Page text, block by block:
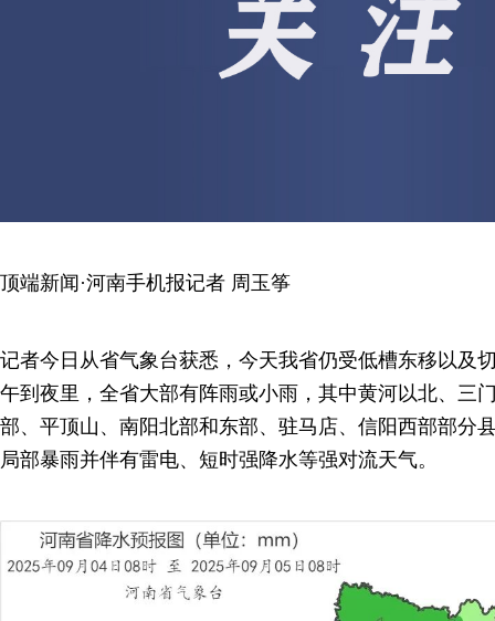
顶端新闻·河南手机报记者 周玉筝
记者今日从省气象台获悉，今天我省仍受低槽东移以及
午到夜里，全省大部有阵雨或小雨，其中黄河以北、三
部、平顶山、南阳北部和东部、驻马店、信阳西部部分
局部暴雨并伴有雷电、短时强降水等强对流天气。